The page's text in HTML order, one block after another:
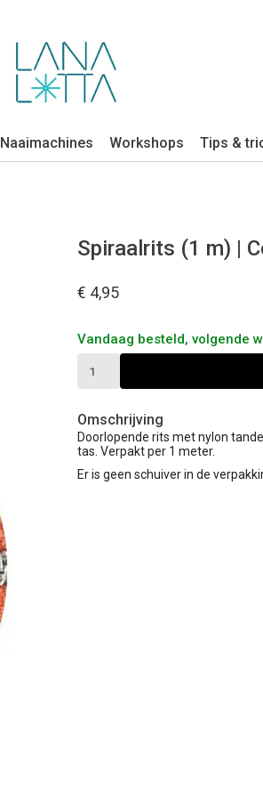
Naaimachines Workshops Tips &
Spiraalrits (1 m) |
€ 4,95
Vandaag besteld, volgende
Omschrijving
Doorlopende rits met nylon
tas. Verpakt per 1 meter.
Er is geen schuiver in de